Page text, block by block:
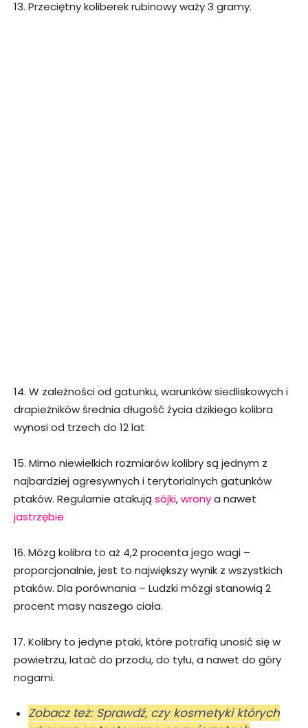
13. Przeciętny koliberek rubinowy waży 3 gramy.
14. W zależności od gatunku, warunków siedliskowych i
drapieżników średnia długość życia dzikiego kolibra
wynosi od trzech do 12 lat
15. Mimo niewielkich rozmiarów kolibry są jednym z
najbardziej agresywnych i terytorialnych gatunków
ptaków. Regularnie atakują sójki,wronya nawet
jastrzębie
16. Mózg kolibra to aż 4,2 procenta jego wagi –
proporcjonalnie, jest to największy wynik z wszystkich
ptaków. Dla porównania – Ludzki mózgi stanowią 2
procent masy naszego ciała.
17. Kolibry to jedyne ptaki, które potrafią unosić się w
powietrzu, latać do przodu, do tyłu, a nawet do góry
nogami.
Zobacz też: Sprawdź, czy kosmetyki których